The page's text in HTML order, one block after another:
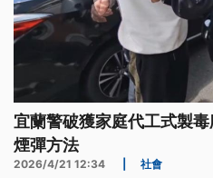
宜蘭警破獲家庭代工式製
煙彈方法
2026/4/21 12:34 社會